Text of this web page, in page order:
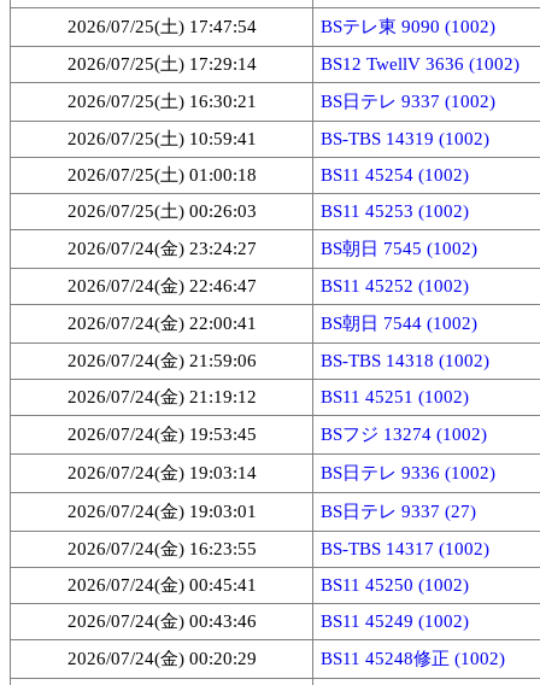
2026/07/25(土) 17:47:54
BSテレ東 9090 (1002)
2026/07/25(土) 17:29:14
BS12 TwellV 3636 (1002)
2026/07/25(土) 16:30:21
BS日テレ 9337 (1002)
2026/07/25(土) 10:59:41
BS-TBS 14319 (1002)
2026/07/25(土) 01:00:18
BS11 45254 (1002)
2026/07/25(土) 00:26:03
BS11 45253 (1002)
2026/07/24(金) 23:24:27
BS朝日 7545 (1002)
2026/07/24(金) 22:46:47
BS11 45252 (1002)
2026/07/24(金) 22:00:41
BS朝日 7544 (1002)
2026/07/24(金) 21:59:06
BS-TBS 14318 (1002)
2026/07/24(金) 21:19:12
BS11 45251 (1002)
2026/07/24(金) 19:53:45
BSフジ 13274 (1002)
2026/07/24(金) 19:03:14
BS日テレ 9336 (1002)
2026/07/24(金) 19:03:01
BS日テレ 9337 (27)
2026/07/24(金) 16:23:55
BS-TBS 14317 (1002)
2026/07/24(金) 00:45:41
BS11 45250 (1002)
2026/07/24(金) 00:43:46
BS11 45249 (1002)
2026/07/24(金) 00:20:29
BS11 45248修正 (1002)